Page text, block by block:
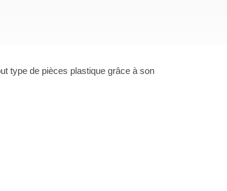
type de pièces plastique grâce à son